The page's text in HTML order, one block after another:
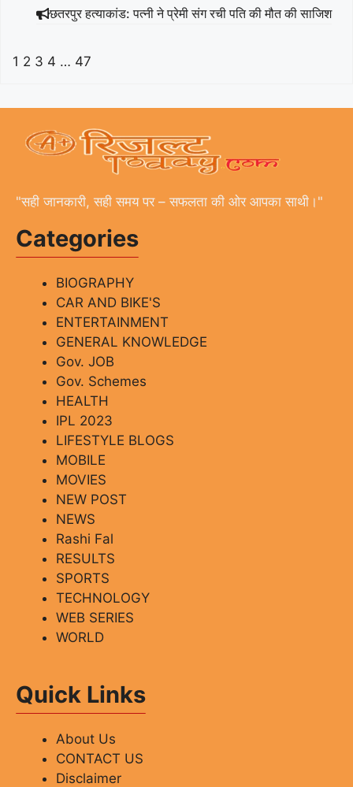
छतरपुर हत्याकांड: पत्नी ने प्रेमी संग रची पति की मौत की साजिश
1 2 3 4 … 47
"सही जानकारी, सही समय पर – सफलता की ओर आपका साथी।"
Categories
BIOGRAPHY
CAR AND BIKE'S
ENTERTAINMENT
GENERAL KNOWLEDGE
Gov. JOB
Gov. Schemes
HEALTH
IPL 2023
LIFESTYLE BLOGS
MOBILE
MOVIES
NEW POST
NEWS
Rashi Fal
RESULTS
SPORTS
TECHNOLOGY
WEB SERIES
WORLD
Quick Links
About Us
CONTACT US
Disclaimer